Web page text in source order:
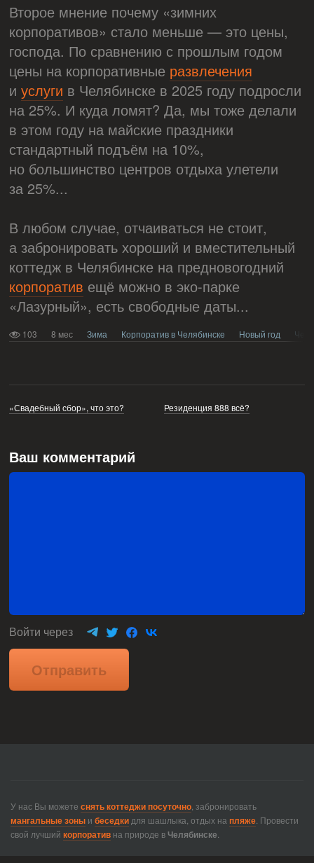
Второе мнение почему «зимних
корпоративов» стало меньше — это цены,
господа. По сравнению с прошлым годом
цены на корпоративные развлечения
иуслуги в Челябинске в 2025 году подросли
на 25%. И куда ломят? Да, мы тоже делали
в этом году на майские праздники
стандартный подъём на 10%,
но большинство центров отдыха улетели
за 25%...
В любом случае, отчаиваться не стоит,
а забронировать хороший и вместительный
коттедж в Челябинске на предновогодний
корпоратив ещё можно в эко-парке
«Лазурный», есть свободные даты...
103 8 мес Зима Корпоратив в Челябинске Новый год
«Свадебный сбор», что это? Резиденция 888 всё?
Ваш комментарий
Войти через
Отправить
У нас Вы можете снять коттеджи посуточно , забронировать
мангальные зоны и беседки для шашлыка, отдых на пляже . Провести
свой лучший корпоратив на природе вЧелябинске